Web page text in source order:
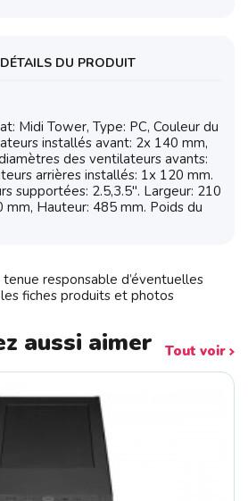
DÉTAILS DU PRODUIT
Midi Tower, Type: PC, Couleur du
installés avant: 2x 140 mm,
des ventilateurs avants:
arrières installés: 1x 120 mm.
supportées: 2.5,3.5". Largeur: 210
mm, Hauteur: 485 mm. Poids du
responsable d’éventuelles
fiches produits et photos
aussi aimer Tout voir